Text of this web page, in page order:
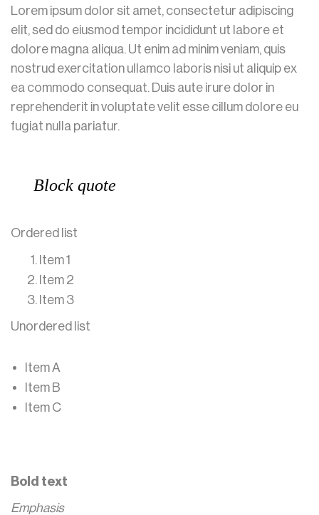
Lorem ipsum dolor sit amet, consectetur adipiscing
elit, sed do eiusmod tempor incididunt ut labore et
dolore magna aliqua. Ut enim ad minim veniam, quis
nostrud exercitation ullamco laboris nisi ut aliquip ex
ea commodo consequat. Duis aute irure dolor in
reprehenderit in voluptate velit esse cillum dolore eu
fugiat nulla pariatur.
Block quote
Ordered list
Item 1
Item 2
Item 3
Unordered list
Item A
Item B
Item C
Bold text
Emphasis